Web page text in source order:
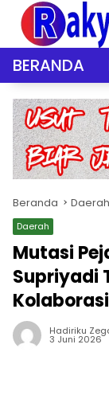
Langsung
konten
BERANDA
Beranda Daerah
Daerah
Mutasi
Supriyadi
Kolaborasi
Hadiriku
3 Juni 2026